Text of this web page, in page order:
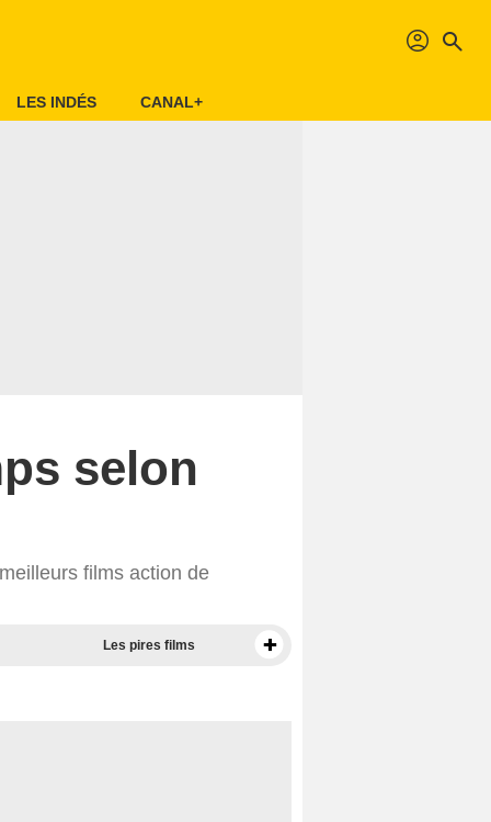
profil search
LES INDÉS CANAL+
selon
films action de
Les pires films